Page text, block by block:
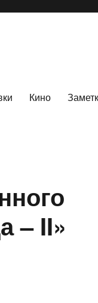
Кино
– II»